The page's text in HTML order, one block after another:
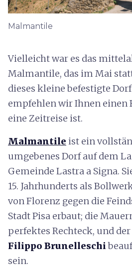
Malmantile
Vielleicht war es das
Malmantile, das im Mai
dieses kleine befestigte
empfehlen wir Ihnen einen
eine Zeitreise ist.
Malmantile ist ein
umgebenes Dorf auf dem
Gemeinde Lastra a Signa.
15. Jahrhunderts als
von Florenz gegen die
Stadt Pisa erbaut; die
perfektes Rechteck, und
Filippo Brunelleschi
sein.